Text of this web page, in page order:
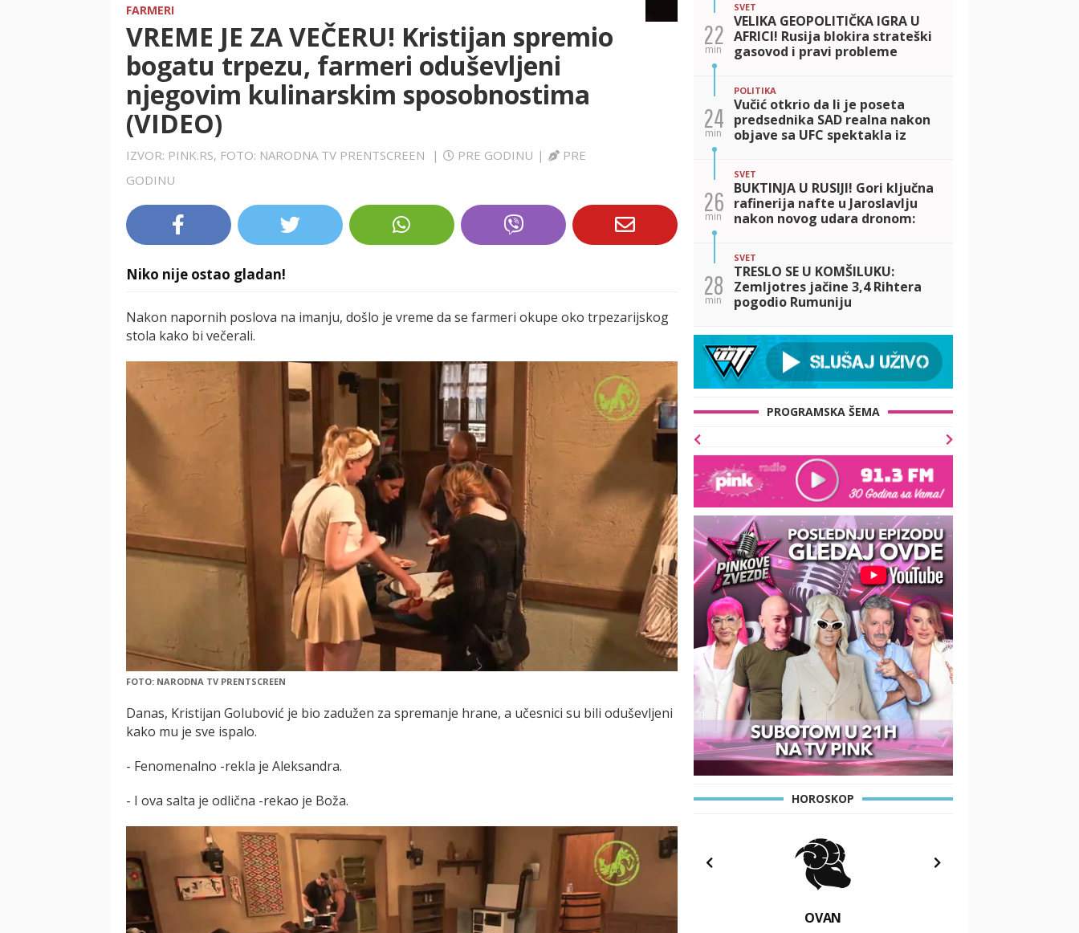
FARMERI
VREME JE ZA VEČERU! Kristijan spremio
bogatu trpezu, farmeri oduševljeni
njegovim kulinarskim sposobnostima
(VIDEO)
IZVOR: PINK.RS, FOTO: NARODNA TV PRENTSCREEN | PRE GODINU |
PRE
GODINU
Niko nije ostao gladan!
Nakon napornih poslova na imanju, došlo je vreme da se farmeri okupe oko trpezarijskog
stola kako bi večerali.
FOTO: NARODNA TV PRENTSCREEN
Danas, Kristijan Golubović je bio zadužen za spremanje hrane, a učesnici su bili oduševljeni
kako mu je sve ispalo.
- Fenomenalno -rekla je Aleksandra.
- I ova salta je odlična -rekao je Boža.
22
min
SVET
VELIKA GEOPOLITIČKA IGRA U
AFRICI! Rusija blokira strateški
gasovod i pravi probleme
24
min
POLITIKA
Vučić otkrio da li je poseta
predsednika SAD realna nakon
objave sa UFC spektakla iz
26
min
SVET
BUKTINJA U RUSIJI! Gori ključna
rafinerija nafte u Jaroslavlju
nakon novog udara dronom:
28
min
SVET
TRESLO SE U KOMŠILUKU:
Zemljotres jačine 3,4 Rihtera
pogodio Rumuniju
PROGRAMSKA ŠEMA
HOROSKOP
OVAN